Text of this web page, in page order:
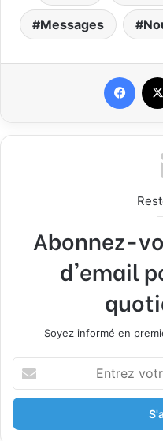
Messages
Abonnez-
d'email
Soyez informé en
t
e